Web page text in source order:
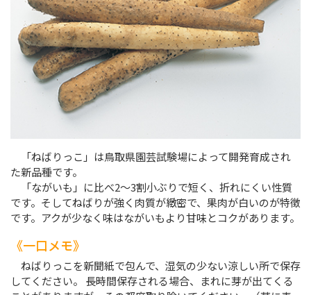
「ねばりっこ」は鳥取県園芸試験場によって開発育成され
た新品種です。
「ながいも」に比べ2～3割小ぶりで短く、折れにくい性質
です。そしてねばりが強く肉質が緻密で、果肉が白いのが特徴
です。アクが少なく味はながいもより甘味とコクがあります。
一口メモ
ねばりっこを新聞紙で包んで、湿気の少ない涼しい所で保存
してください。 長時間保存される場合、まれに芽が出てくる